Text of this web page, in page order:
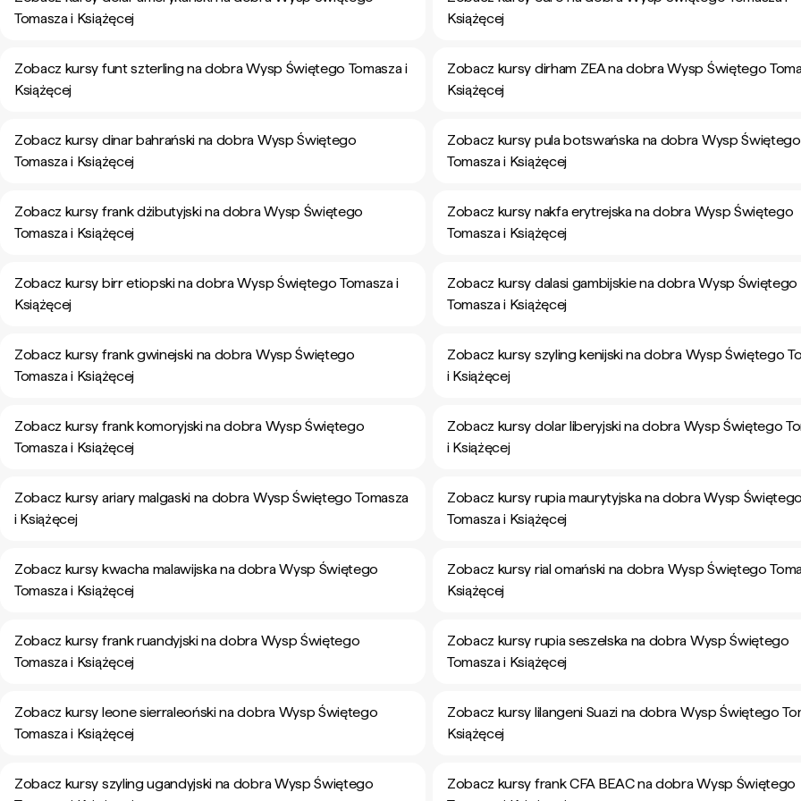
Tomasza i Książęcej
Książęcej
Zobacz kursy funt szterling na dobra Wysp Świętego Tomasza i
Książęcej
Zobacz kursy dirham ZEA na dobra Wysp Świętego
Książęcej
Zobacz kursy dinar bahrański na dobra Wysp Świętego
Tomasza i Książęcej
Zobacz kursy pula botswańska na dobra Wysp Świętego
Tomasza i Książęcej
Zobacz kursy frank dżibutyjski na dobra Wysp Świętego
Tomasza i Książęcej
Zobacz kursy nakfa erytrejska na dobra Wysp Świętego
Tomasza i Książęcej
Zobacz kursy birr etiopski na dobra Wysp Świętego Tomasza i
Książęcej
Zobacz kursy dalasi gambijskie na dobra Wysp Świętego
Tomasza i Książęcej
Zobacz kursy frank gwinejski na dobra Wysp Świętego
Tomasza i Książęcej
Zobacz kursy szyling kenijski na dobra Wysp Świętego
i Książęcej
Zobacz kursy frank komoryjski na dobra Wysp Świętego
Tomasza i Książęcej
Zobacz kursy dolar liberyjski na dobra Wysp Świętego
i Książęcej
Zobacz kursy ariary malgaski na dobra Wysp Świętego Tomasza
i Książęcej
Zobacz kursy rupia maurytyjska na dobra Wysp Świętego
Tomasza i Książęcej
Zobacz kursy kwacha malawijska na dobra Wysp Świętego
Tomasza i Książęcej
Zobacz kursy rial omański na dobra Wysp Świętego
Książęcej
Zobacz kursy frank ruandyjski na dobra Wysp Świętego
Tomasza i Książęcej
Zobacz kursy rupia seszelska na dobra Wysp Świętego
Tomasza i Książęcej
Zobacz kursy leone sierraleoński na dobra Wysp Świętego
Tomasza i Książęcej
Zobacz kursy lilangeni Suazi na dobra Wysp Świętego
Książęcej
Zobacz kursy szyling ugandyjski na dobra Wysp Świętego
Zobacz kursy frank CFA BEAC na dobra Wysp Świętego